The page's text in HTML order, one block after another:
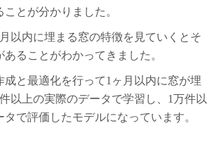
とが分かりました。
以内に埋まる窓の特徴を見ていくとそ
ることがわかってきました。
成と最適化を行って1ヶ月以内に窓が埋
以上の実際のデータで学習し、1万件以
タで評価したモデルになっています。